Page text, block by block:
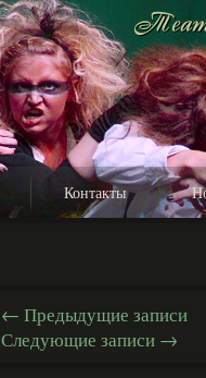
Контакты
← Предыдущие записи
Следующие записи →